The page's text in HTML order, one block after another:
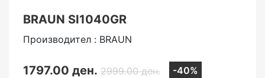
BRAUN SI1040GR
Производител : BRAUN
1797.00 ден. 2999.00 ден.
-40%